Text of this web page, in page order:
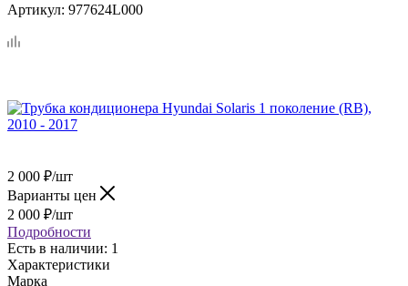
Артикул: 977624L000
2 000 ₽/шт
Варианты цен
2 000 ₽/шт
Подробности
Есть в наличии: 1
Характеристики
Марка